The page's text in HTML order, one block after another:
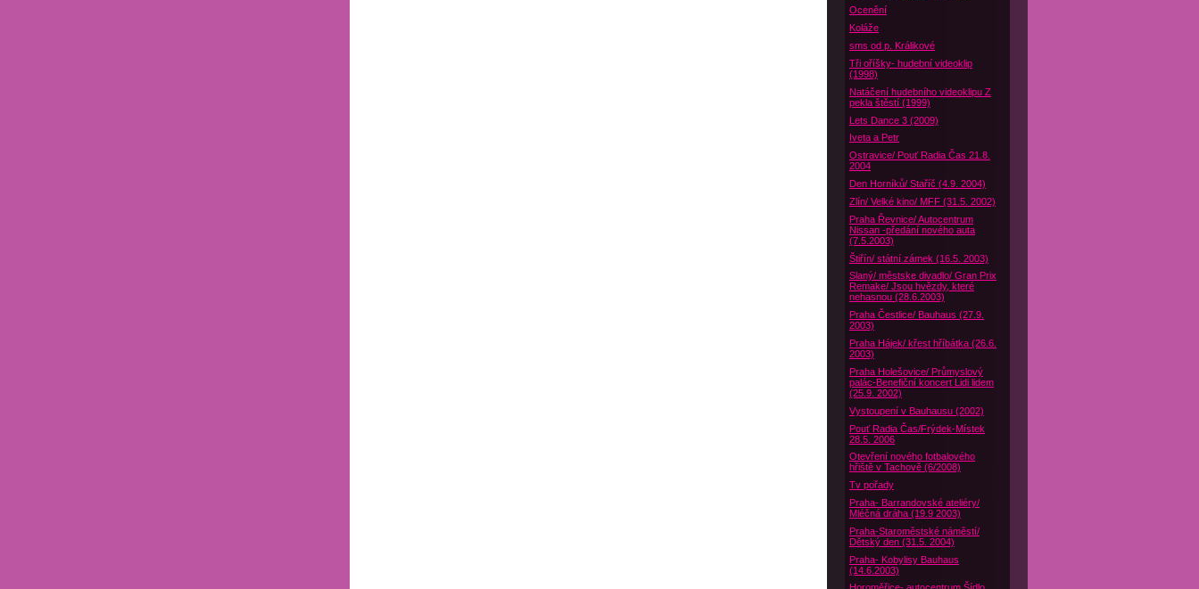
Ocenění
Koláže
sms od p. Králikové
Tři oříšky- hudební videoklip
(1998)
Natáčení hudebního videoklipu Z
pekla štěstí (1999)
Lets Dance 3 (2009)
Iveta a Petr
Ostravice/ Pouť Radia Čas 21.8.
2004
Den Horníků/ Staříč (4.9. 2004)
Zlín/ Velké kino/ MFF (31.5. 2002)
Praha Řevnice/ Autocentrum
Nissan -předání nového auta
(7.5.2003)
Štiřín/ státní zámek (16.5. 2003)
Slaný/ městske divadlo/ Gran Prix
Remake/ Jsou hvězdy, které
nehasnou (28.6.2003)
Praha Čestlice/ Bauhaus (27.9.
2003)
Praha Hájek/ křest hříbátka (26.6.
2003)
Praha Holešovice/ Průmyslový
palác-Benefiční koncert Lidi lidem
(25.9. 2002)
Vystoupení v Bauhausu (2002)
Pouť Radia Čas/Frýdek-Místek
28.5. 2006
Otevření nového fotbalového
hřiště v Tachově (6/2008)
Tv pořady
Praha- Barrandovské ateliéry/
Mléčná dráha (19.9 2003)
Praha-Staroměstské náměstí/
Dětský den (31.5. 2004)
Praha- Kobylisy Bauhaus
(14.6.2003)